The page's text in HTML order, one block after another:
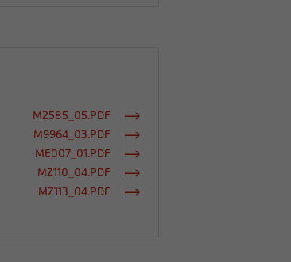
M2585_05.PDF
M9964_03.PDF
ME007_01.PDF
MZ110_04.PDF
MZ113_04.PDF